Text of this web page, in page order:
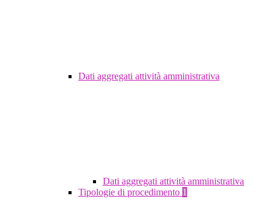
Dati aggregati attività amministrativa
Dati aggregati attività amministrativa
Tipologie di procedimento 1